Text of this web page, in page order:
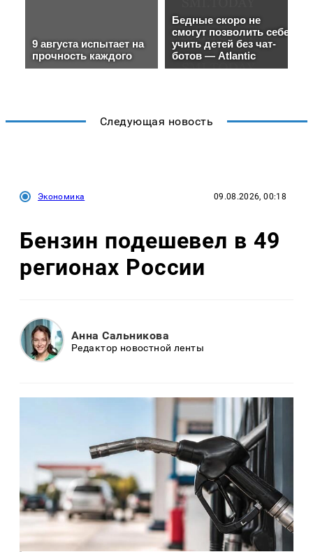
Следующая новость
Экономика 09.08.2026, 00:18
Бензин подешевел в 49
регионах России
Анна Сальникова
Редактор новостной ленты